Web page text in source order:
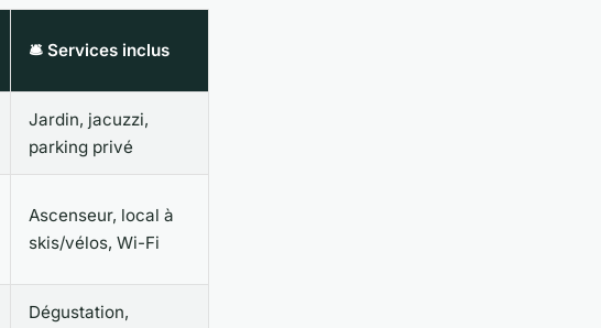
🛎️ Services inclus
Jardin, jacuzzi,
parking privé
Ascenseur, local à
skis/vélos, Wi-Fi
Dégustation,